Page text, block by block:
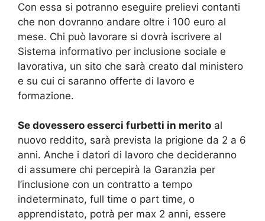
Con essa si potranno eseguire prelievi contanti
che non dovranno andare oltre i 100 euro al
mese. Chi può lavorare si dovrà iscrivere al
Sistema informativo per inclusione sociale e
lavorativa, un sito che sarà creato dal ministero
e su cui ci saranno offerte di lavoro e
formazione.
Se dovessero esserci furbetti in merito al
nuovo reddito, sarà prevista la prigione da 2 a 6
anni. Anche i datori di lavoro che decideranno
di assumere chi percepirà la Garanzia per
l’inclusione con un contratto a tempo
indeterminato, full time o part time, o
apprendistato, potrà per max 2 anni, essere